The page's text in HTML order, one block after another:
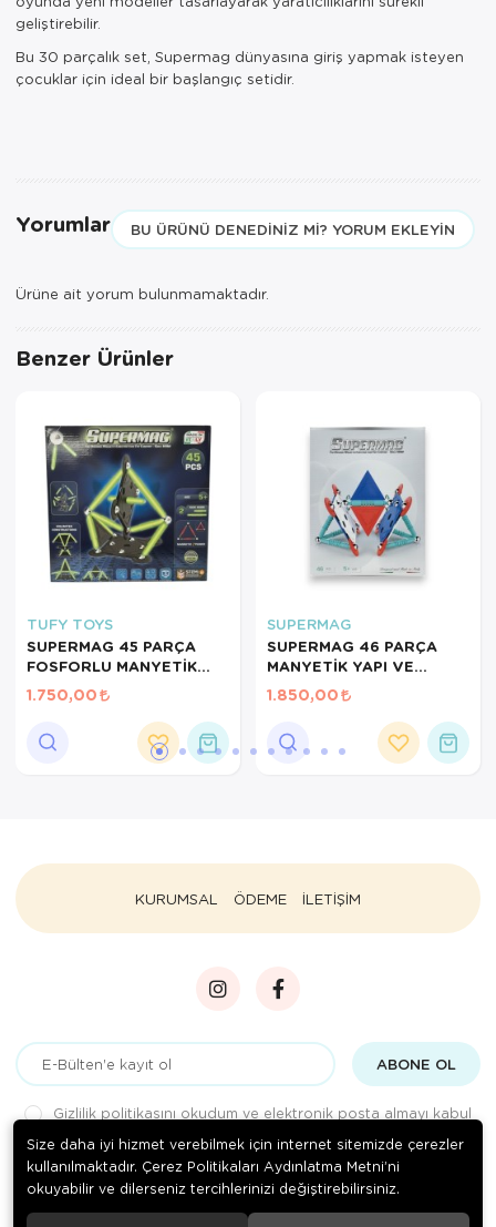
geliştirebilir.
Bu 30 parçalık set, Supermag dünyasına giriş yapmak isteyen
çocuklar için ideal bir başlangıç setidir.
Yorumlar BU ÜRÜNÜ DENEDINIZ MI? YORUM EKLEYIN
Ürüne ait yorum bulunmamaktadır.
Benzer Ürünler
TUFY TOYS
SUPERMAG 45 PARÇA
FOSFORLU MANYETİK
YAPI OYUNCAĞI-
MIKNATISLI STEM SETİ
1.750,00
SUPERMAG
SUPERMAG 46 PARÇA
MANYETİK YAPI VE
GEOMETRİ SETİ- STEM
EĞİTİCİ MANYETİK
1.850,00
KURUMSAL ÖDEME İLETİŞİM
ABONE OL
Gizlilik politikasını okudum ve elektronik posta almayı kabul
© 2020Tufy Toys. Tüm hakları saklıdır.
Size daha iyi hizmet verebilmek için internet sitemizde çerezler
kullanılmaktadır. Çerez Politikaları Aydınlatma Metni’ni
okuyabilir ve dilerseniz tercihlerinizi değiştirebilirsiniz.